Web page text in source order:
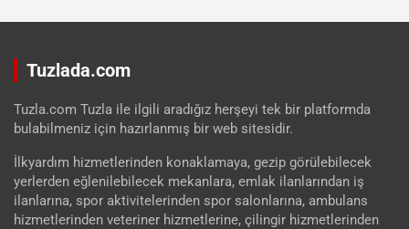
Tuzlada.com
Tuzla.com Tuzla ile ilgili aradığız herşeyi tek bir platformda
bulabilmeniz için hazırlanmış bir web sitesidir.
İlkyardım hizmetlerinden konaklamaya, gezip görülebilecek
yerlerden eğlenilebilecek mekanlara, emlak ilanlarından iş
ilanlarına, spor aktivitelerinden spor salonlarına, ambulans
hizmetlerinden veteriner hizmetlerine, çilingir hizmetlerinden